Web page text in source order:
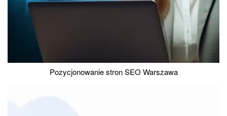
Pozycjonowanie stron SEO Warszawa